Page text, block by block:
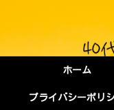
ホーム
プライバシーポリ